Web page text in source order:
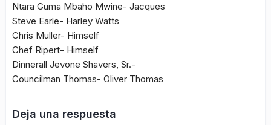
Ntara Guma Mbaho Mwine- Jacques
Steve Earle- Harley Watts
Chris Muller- Himself
Chef Ripert- Himself
Dinnerall Jevone Shavers, Sr.-
Councilman Thomas- Oliver Thomas
Deja una respuesta